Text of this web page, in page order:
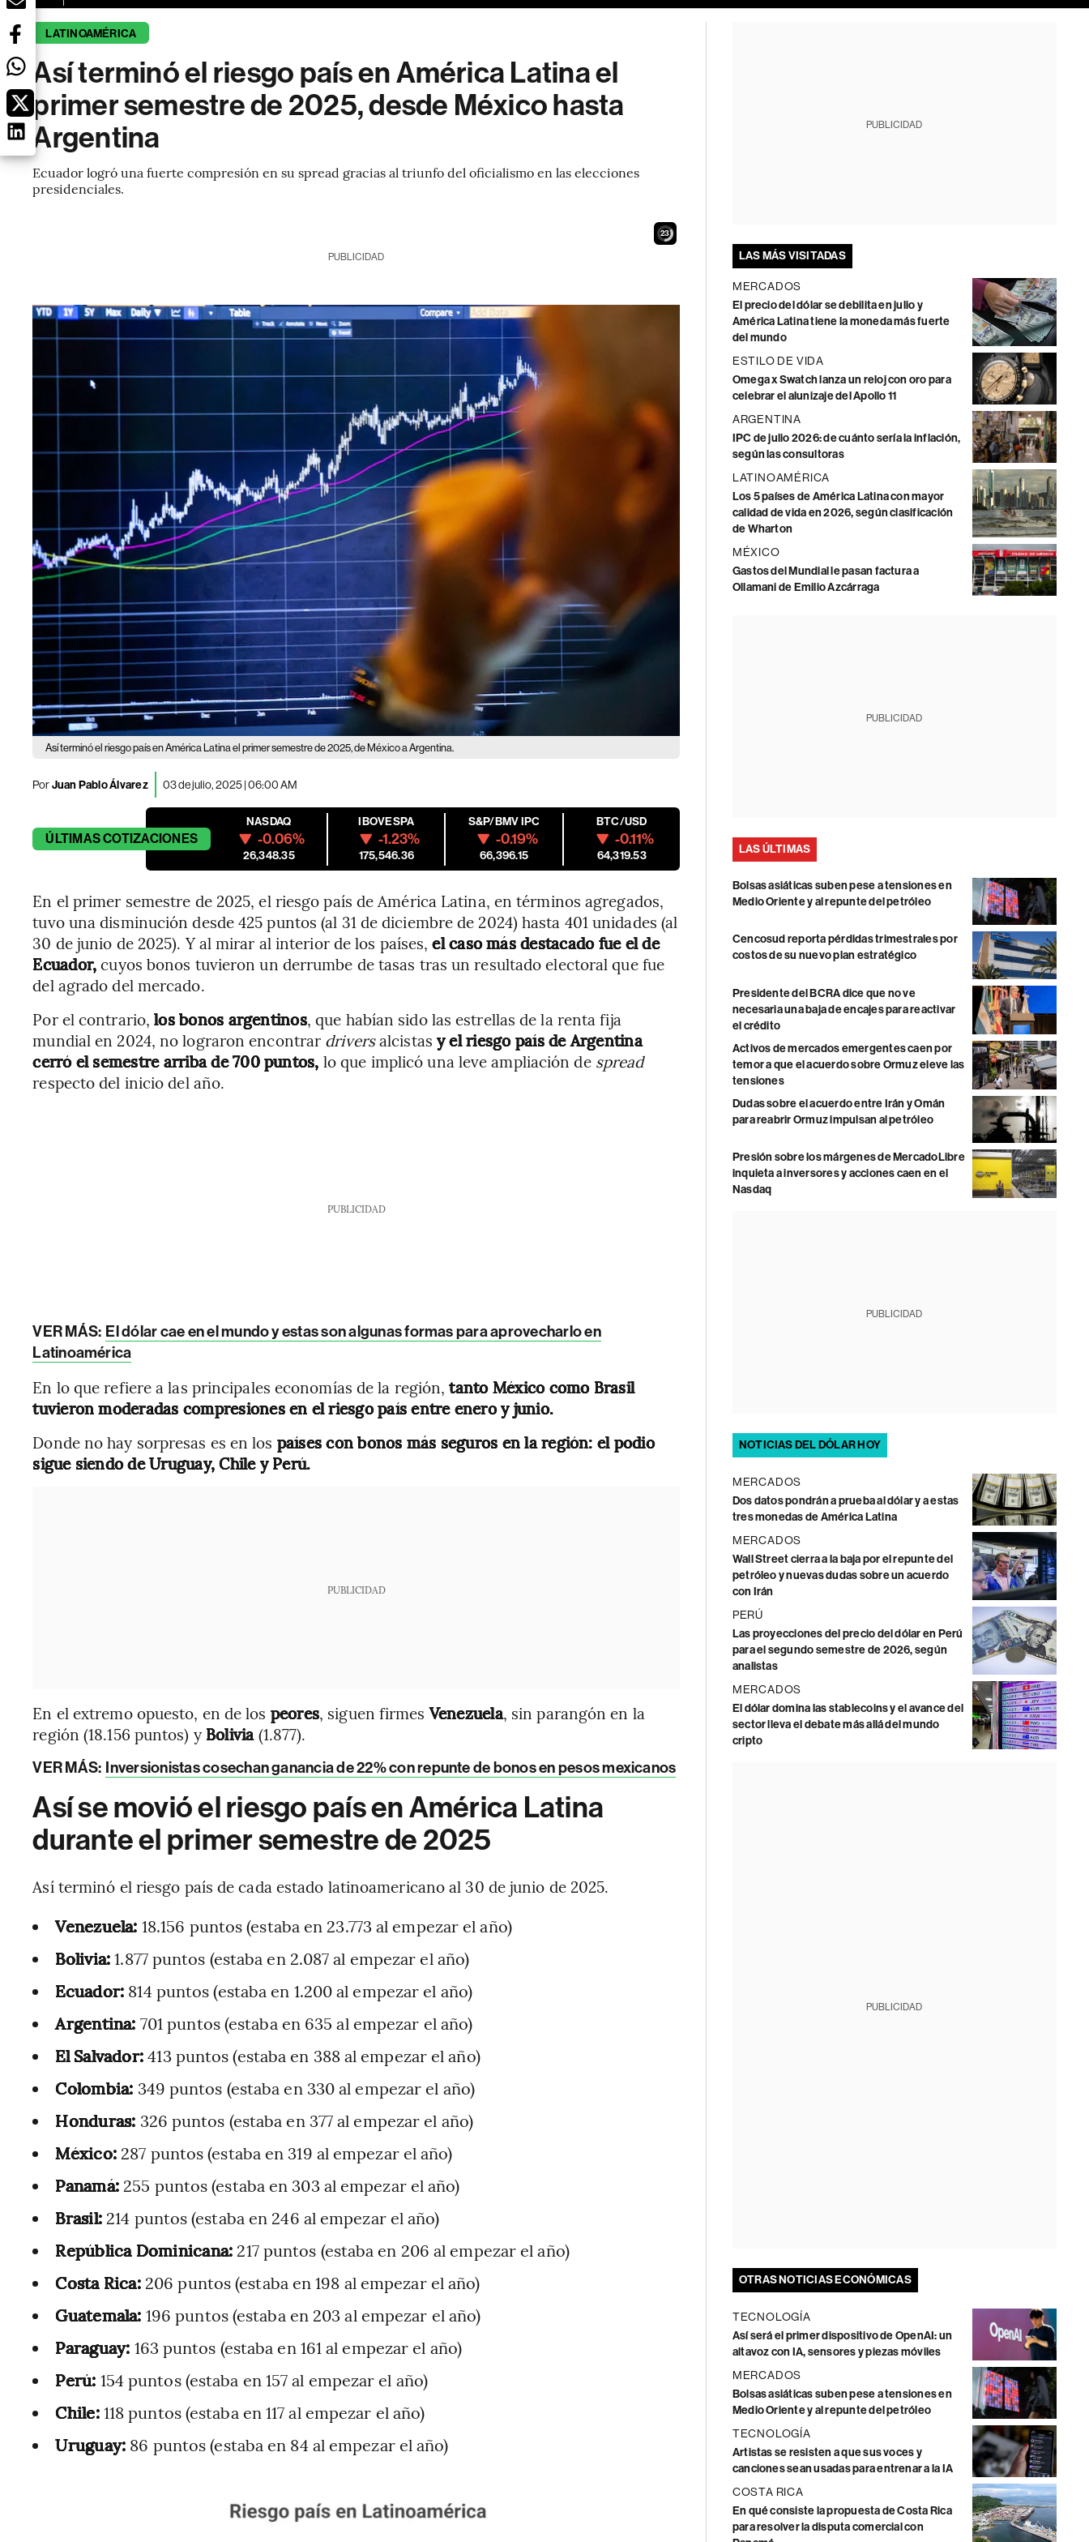
LATINOAMÉRICA
Así terminó el riesgo país en América Latina el
primer semestre de 2025, desde México hasta
Argentina
Ecuador logró una fuerte compresión en su spread gracias al triunfo del oficialismo en las elecciones
presidenciales.
22
PUBLICIDAD
Así terminó el riesgo país en América Latina el primer semestre de 2025, de México a Argentina.
PorJuan Pablo Álvarez 03 de julio, 2025 | 06:00 AM
ÚLTIMASCOTIZACIONES
NASDAQ
-0.06%
26,348.35
IBOVESPA
-1.23%
175,546.36
S&P/BMV IPC
-0.19%
66,396.15
BTC/USD
-0.11%
64,319.53
En el primer semestre de 2025, el riesgo país de América Latina, en términos agregados,
tuvo una disminución desde 425 puntos (al 31 de diciembre de 2024) hasta 401 unidades (al
30 de junio de 2025). Y al mirar al interior de los países,el caso más destacado fue el de
Ecuador,cuyos bonos tuvieron un derrumbe de tasas tras un resultado electoral que fue
del agrado del mercado.
Por el contrario,los bonos argentinos, que habían sido las estrellas de la renta fija
mundial en 2024, no lograron encontrar driversalcistas y el riesgo país de Argentina
cerró el semestre arriba de 700 puntos, lo que implicó una leve ampliación de spread
respecto del inicio del año.
PUBLICIDAD
VER MÁS: El dólar cae en el mundo y estas son algunas formas para aprovecharlo en
Latinoamérica
En lo que refiere a las principales economías de la región, tanto México como Brasil
tuvieron moderadas compresiones en el riesgo país entre enero y junio.
Donde no hay sorpresas es en los países con bonos más seguros en la región: el podio
sigue siendo de Uruguay, Chile y Perú.
PUBLICIDAD
En el extremo opuesto, en de los peores, siguen firmesVenezuela, sin parangón en la
región (18.156 puntos) y Bolivia(1.877).
VER MÁS: Inversionistas cosechan ganancia de 22% con repunte de bonos en pesos mexicanos
Así se movió el riesgo país en América Latina
durante el primer semestre de 2025
Así terminó el riesgo país de cada estado latinoamericano al 30 de junio de 2025.
Venezuela: 18.156 puntos (estaba en 23.773 al empezar el año)
Bolivia:1.877 puntos (estaba en 2.087 al empezar el año)
Ecuador: 814 puntos (estaba en 1.200 al empezar el año)
Argentina: 701 puntos (estaba en 635 al empezar el año)
El Salvador:413 puntos (estaba en 388 al empezar el año)
Colombia: 349 puntos (estaba en 330 al empezar el año)
Honduras: 326 puntos (estaba en 377 al empezar el año)
México: 287 puntos (estaba en 319 al empezar el año)
Panamá: 255 puntos (estaba en 303 al empezar el año)
Brasil: 214 puntos (estaba en 246 al empezar el año)
República Dominicana: 217 puntos (estaba en 206 al empezar el año)
Costa Rica:206 puntos (estaba en 198 al empezar el año)
Guatemala: 196 puntos (estaba en 203 al empezar el año)
Paraguay: 163 puntos (estaba en 161 al empezar el año)
Perú: 154 puntos (estaba en 157 al empezar el año)
Chile:118 puntos (estaba en 117 al empezar el año)
Uruguay: 86 puntos (estaba en 84 al empezar el año)
PUBLICIDAD
LAS MÁS VISITADAS
MERCADOS
El precio del dólar se debilita en julio y
América Latina tiene la moneda más fuerte
del mundo
ESTILO DE VIDA
Omega x Swatch lanza un reloj con oro para
celebrar el alunizaje del Apollo 11
ARGENTINA
IPC de julio 2026: de cuánto sería la inflación,
según las consultoras
LATINOAMÉRICA
Los 5 países de América Latina con mayor
calidad de vida en 2026, según clasificación
de Wharton
MÉXICO
Gastos del Mundial le pasan factura a
Ollamani de Emilio Azcárraga
PUBLICIDAD
LAS ÚLTIMAS
Bolsas asiáticas suben pese a tensiones en
Medio Oriente y al repunte del petróleo
Cencosud reporta pérdidas trimestrales por
costos de su nuevo plan estratégico
Presidente del BCRA dice que no ve
necesaria una baja de encajes para reactivar
el crédito
Activos de mercados emergentes caen por
temor a que el acuerdo sobre Ormuz eleve las
tensiones
Dudas sobre el acuerdo entre Irán y Omán
para reabrir Ormuz impulsan al petróleo
Presión sobre los márgenes de MercadoLibre
inquieta a inversores y acciones caen en el
Nasdaq
PUBLICIDAD
NOTICIAS DEL DÓLAR HOY
MERCADOS
Dos datos pondrán a prueba al dólar y a estas
tres monedas de América Latina
MERCADOS
Wall Street cierra a la baja por el repunte del
petróleo y nuevas dudas sobre un acuerdo
con Irán
PERÚ
Las proyecciones del precio del dólar en Perú
para el segundo semestre de 2026, según
analistas
MERCADOS
El dólar domina las stablecoins y el avance del
sector lleva el debate más allá del mundo
cripto
PUBLICIDAD
OTRAS NOTICIAS ECONÓMICAS
TECNOLOGÍA
Así será el primer dispositivo de OpenAI: un
altavoz con IA, sensores y piezas móviles
MERCADOS
Bolsas asiáticas suben pese a tensiones en
Medio Oriente y al repunte del petróleo
TECNOLOGÍA
Artistas se resisten a que sus voces y
canciones sean usadas para entrenar a la IA
COSTA RICA
En qué consiste la propuesta de Costa Rica
para resolver la disputa comercial con